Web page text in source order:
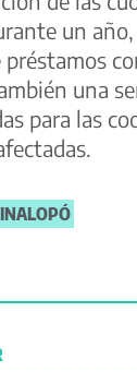
un año,
una
para las